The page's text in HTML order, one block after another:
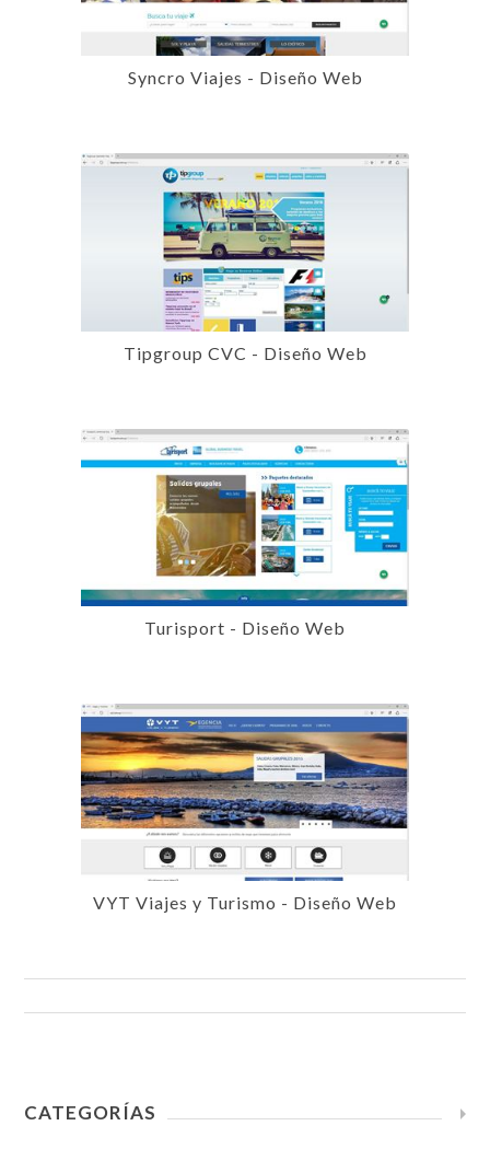
Syncro Viajes - Diseño Web
Tipgroup CVC - Diseño Web
Turisport - Diseño Web
VYT Viajes y Turismo - Diseño Web
CATEGORÍAS